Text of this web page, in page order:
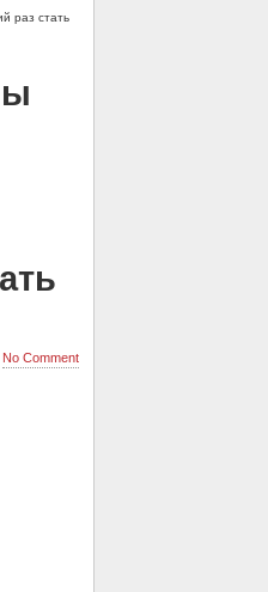
раз стать
No Comment